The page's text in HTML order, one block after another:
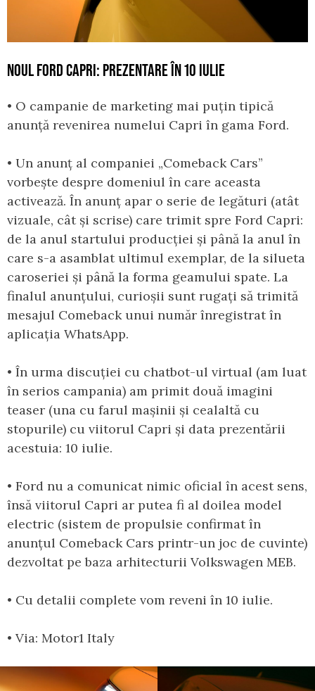
NOUL FORD CAPRI: PREZENTARE ÎN 10 IULIE
• O campanie de marketing mai puțin tipică
anunță revenirea numelui Capri în gama Ford.
• Un anunț al companiei „Comeback Cars”
vorbește despre domeniul în care aceasta
activează. În anunț apar o serie de legături (atât
vizuale, cât și scrise) care trimit spre Ford Capri:
de la anul startului producției și până la anul în
care s-a asamblat ultimul exemplar, de la silueta
caroseriei și până la forma geamului spate. La
finalul anunțului, curioșii sunt rugați să trimită
mesajul Comeback unui număr înregistrat în
aplicația WhatsApp.
• În urma discuției cu chatbot-ul virtual (am luat
în serios campania) am primit două imagini
teaser (una cu farul mașinii și cealaltă cu
stopurile) cu viitorul Capri și data prezentării
acestuia: 10 iulie.
• Ford nu a comunicat nimic oficial în acest sens,
însă viitorul Capri ar putea fi al doilea model
electric (sistem de propulsie confirmat în
anunțul Comeback Cars printr-un joc de cuvinte)
dezvoltat pe baza arhitecturii Volkswagen MEB.
• Cu detalii complete vom reveni în 10 iulie.
• Via: Motor1 Italy